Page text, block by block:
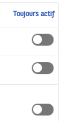
Toujours actif